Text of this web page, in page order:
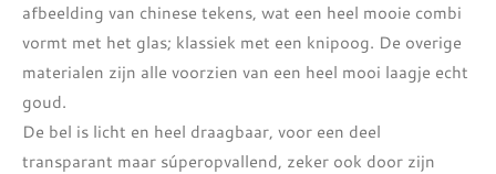
afbeelding van chinese tekens, wat een heel mooie combi
vormt met het glas; klassiek met een knipoog. De overige
materialen zijn alle voorzien van een heel mooi laagje echt
goud.
De bel is licht en heel draagbaar, voor een deel
transparant maar súperopvallend, zeker ook door zijn